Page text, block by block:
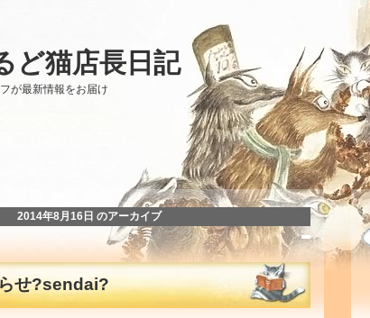
ど猫店長日記
が最新情報をお届け
2014年8月16日 のアーカイブ
せ?sendai?